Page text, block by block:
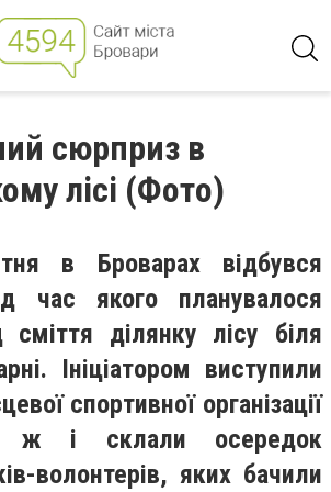
сюрприз в
лісі (Фото)
в Броварах відбувся
час якого планувалося
сміття ділянку лісу біля
Ініціатором виступили
спортивної організації
ж і склали осередок
волонтерів, яких бачили